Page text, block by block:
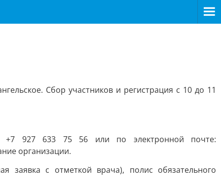
Сбор участников и регистрация с 10 до 11
927 633 75 56 или по электронной почте:
организации.
заявка с отметкой врача), полис обязательного